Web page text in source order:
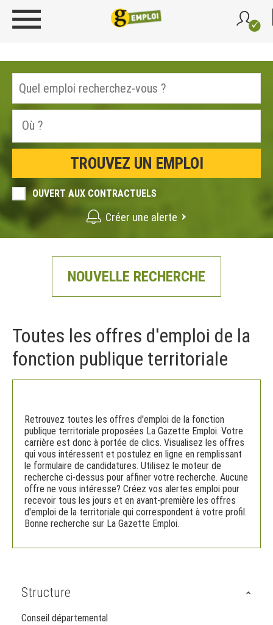
OUVERT AUX CONTRACTUELS
Créer une alerte
NOUVELLE RECHERCHE
Toutes les offres d'emploi de la
fonction publique territoriale
Retrouvez toutes les offres d'emploi de la fonction
publique territoriale proposées La Gazette Emploi. Votre
carrière est donc à portée de clics. Visualisez les offres
qui vous intéressent et postulez en ligne en remplissant
le formulaire de candidatures. Utilisez le moteur de
recherche ci-dessus pour affiner votre recherche. Aucune
offre ne vous intéresse? Créez vos alertes emploi pour
recevoir tous les jours et en avant-première les offres
d'emploi de la territoriale qui correspondent à votre profil.
Bonne recherche sur La Gazette Emploi.
Structure
Conseil départemental